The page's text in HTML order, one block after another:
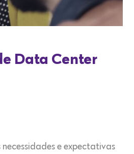
Data Center
e expectativas